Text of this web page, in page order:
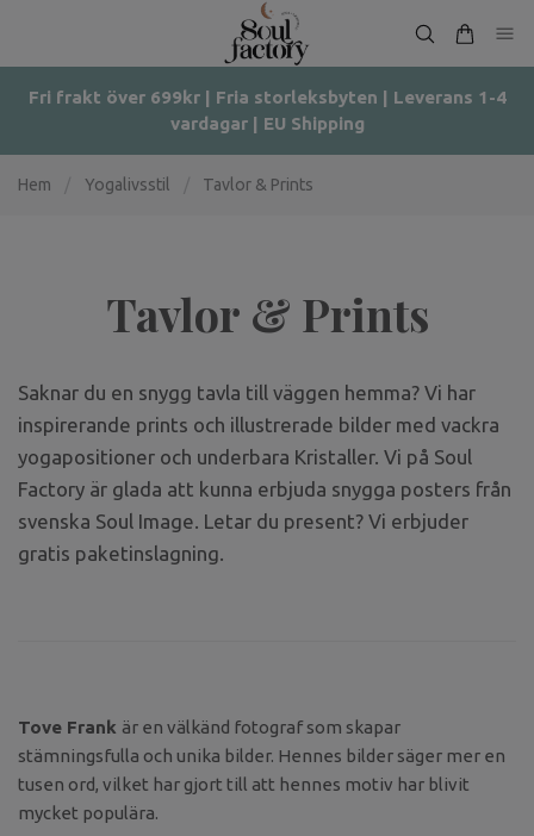
Fri frakt över 699kr | Fria storleksbyten | Leverans 1-4
vardagar | EU Shipping
Hem Yogalivsstil Tavlor & Prints
Tavlor & Prints
Saknar du en snygg tavla till väggen hemma? Vi har
inspirerande prints och illustrerade bilder med vackra
yogapositioner och underbara Kristaller. Vi på Soul
Factory är glada att kunna erbjuda snygga posters från
svenska Soul Image. Letar du present? Vi erbjuder
gratis paketinslagning.
Tove Frank är en välkänd fotograf som skapar
stämningsfulla och unika bilder. Hennes bilder säger mer en
tusen ord, vilket har gjort till att hennes motiv har blivit
mycket populära.